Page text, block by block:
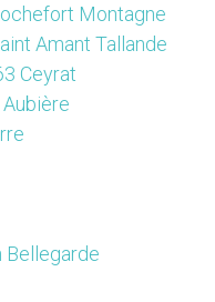
Montagne
Amant Tallande
Ceyrat
Bellegarde